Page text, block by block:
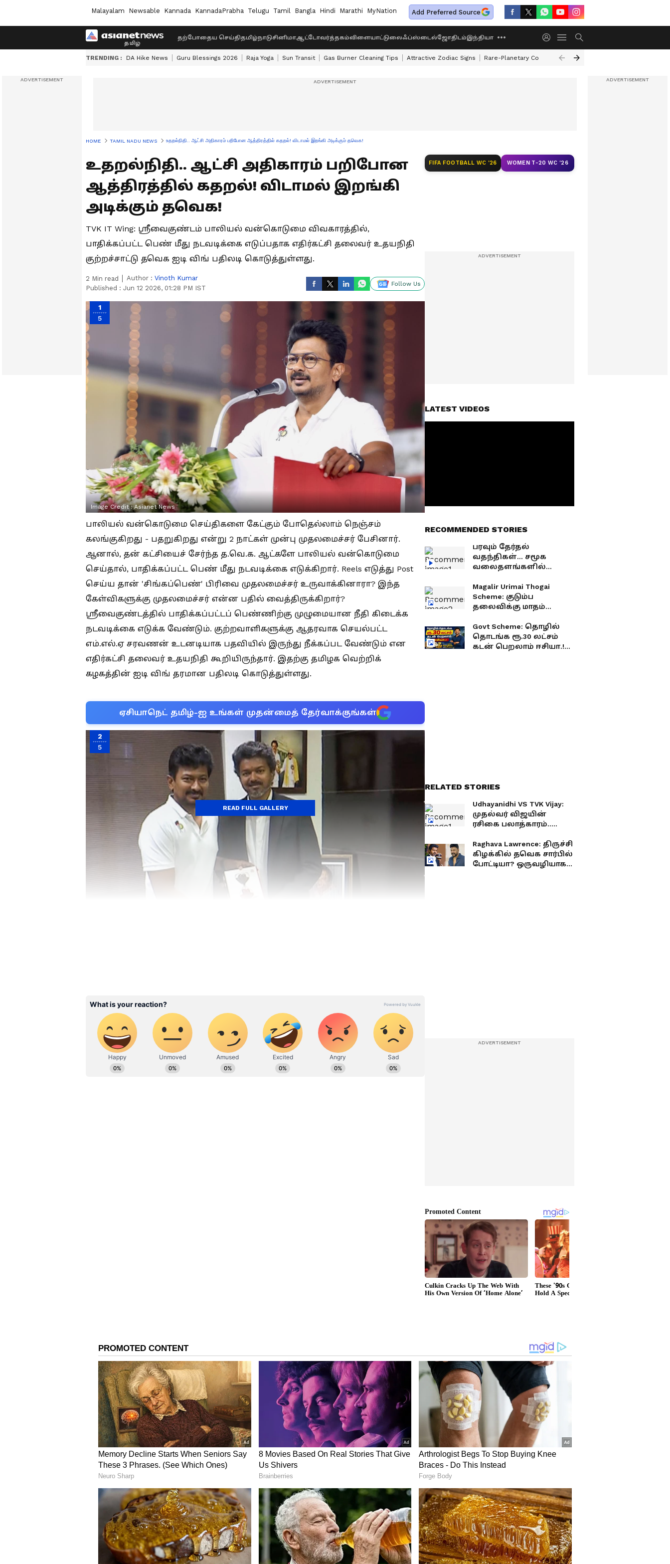
Malayalam Newsable Kannada KannadaPrabha Telugu Tamil Bangla Hindi Marathi MyNation Add Preferred Source
தற்போதைய செய்திதமிழ்நாடுசினிமாஆட்டோவர்த்தகம்விளையாட்டுலைஃப்ஸ்டைல்ஜோதிடம்இந்தியா
TRENDING : DA Hike News Guru Blessings 2026 Raja Yoga Sun Transit Gas Burner Cleaning Tips Attractive Zodiac Signs Rare-Planetary Conjunction After 12 Years
HOME TAMIL NADU NEWS உதறல்நிதி.. ஆட்சி அதிகாரம் பறிபோன ஆத்திரத்தில் கதறல்! விடாமல் இறங்கி அடிக்கும் தவெக!
உதறல்நிதி.. ஆட்சி அதிகாரம் பறிபோன
ஆத்திரத்தில் கதறல்! விடாமல் இறங்கி
அடிக்கும் தவெக!
TVK IT Wing: ஸ்ரீவைகுண்டம் பாலியல் வன்கொடுமை விவகாரத்தில்,
பாதிக்கப்பட்ட பெண் மீது நடவடிக்கை எடுப்பதாக எதிர்கட்சி தலைவர் உதயநிதி
குற்றச்சாட்டு தவெக ஐடி விங் பதிலடி கொடுத்துள்ளது.
2 Min read Author : Vinoth Kumar
Published : Jun 12 2026, 01:28 PM IST
Follow Us
1
5
Image Credit :Asianet News
பாலியல் வன்கொடுமை செய்திகளை கேட்கும் போதெல்லாம் நெஞ்சம்
கலங்குகிறது - பதறுகிறது என்று 2 நாட்கள் முன்பு முதலமைச்சர் பேசினார்.
ஆனால், தன் கட்சியைச் சேர்ந்த த.வெ.க. ஆட்களே பாலியல் வன்கொடுமை
செய்தால், பாதிக்கப்பட்ட பெண் மீது நடவடிக்கை எடுக்கிறார். Reels எடுத்து Post
செய்ய தான் 'சிங்கப்பெண்' பிரிவை முதலமைச்சர் உருவாக்கினாரா? இந்த
கேள்விகளுக்கு முதலமைச்சர் என்ன பதில் வைத்திருக்கிறார்?
ஸ்ரீவைகுண்டத்தில் பாதிக்கப்பட்டப் பெண்ணிற்கு முழுமையான நீதி கிடைக்க
நடவடிக்கை எடுக்க வேண்டும். குற்றவாளிகளுக்கு ஆதரவாக செயல்பட்ட
எம்.எல்.ஏ சரவணன் உடனடியாக பதவியில் இருந்து நீக்கப்பட வேண்டும் என
எதிர்கட்சி தலைவர் உதயநிதி கூறியிருந்தார். இதற்கு தமிழக வெற்றிக்
கழகத்தின் ஐடி விங் தரமான பதிலடி கொடுத்துள்ளது.
ஏசியாநெட் தமிழ்-ஐ உங்கள் முதன்மைத் தேர்வாக்குங்கள்
2
5
தலைவரின் அரசு. இன்னும் சொல்லப் போனால் இது மாடர்ன் மனுநீதிச் சோழன்
அரசு. தப்பு செய்தவர் யாராக இருந்தாலும், எத்தகைய நிலையில் இருந்தாலும்
தண்டிக்கப்படுவது உறுதி. அதே சமயத்தில் குற்றத்தில் சம்பந்தப்படாதவர்கள்
பாதிக்கப்படாத வகையில் நியாயமான நடவடிக்கை எடுக்கப்படும் என்பதும்
உறுதி.
Image Credit :Asianet News
நியாயமான நீதியை வழங்காமல் மனசாட்சியைக் குப்பையில் வீசிவிட்டு,
குப்புறப் படுத்துக் கிடந்த பவளவிழா பாப்பா அரசன்று இந்த அரசு. உண்மை
உண்மை. இருந்தாலும் அண்ணா பல்கலைக்கழகக் கொடூரச் சம்பவத்தில்
சம்பந்தப்பட்ட சதிகாரர் ‘யாரந்த சார்?’ என்று இப்போதாவது அல்லது
எப்போதாவது உளறல்நிதி, உண்மைநிதியாகப் பேசத் தயாரா?
READ FULL GALLERY
FIFA FOOTBALL WC '26 WOMEN T-20 WC '26
LATEST VIDEOS
RECOMMENDED STORIES
பரவும் தேர்தல்
வதந்திகள்... சமூக
வலைதளங்களில்
வெளியிட்ட பரபரப்பு
வீடியோ!
Magalir Urimai Thogai
Scheme: குடும்ப
தலைவிக்கு மாதம்
உடனே கிடைக்க என்ன
செய்ய வேண்டும்?
Govt Scheme: தொழில்
தொடங்க ரூ.30 லட்சம்
கடன் பெறலாம் ஈசியா.!
RELATED STORIES
Udhayanidhi VS TVK Vijay:
முதல்வர் விஜயின்
ரசிகை பலாத்காரம்..
சரவணன்? விடாமல்
எகிறும் உதயநிதி!
Raghava Lawrence: திருச்சி
கிழக்கில் தவெக சார்பில்
போட்டியா? ஒருவழியாக